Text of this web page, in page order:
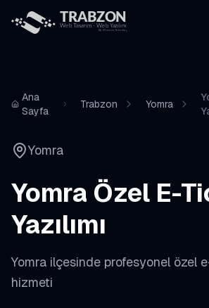
Ana
Sayfa
Trabzon Yomra
Yomra
Yomra Özel E-
Yazılımı
Yomra ilçesinde profesyonel özel
hizmeti